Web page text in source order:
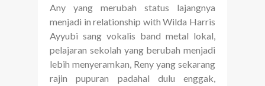
Any yang merubah status lajangnya
menjadi in relationship with Wilda Harris
Ayyubi sang vokalis band metal lokal,
pelajaran sekolah yang berubah menjadi
lebih menyeramkan, Reny yang sekarang
rajin pupuran padahal dulu enggak,